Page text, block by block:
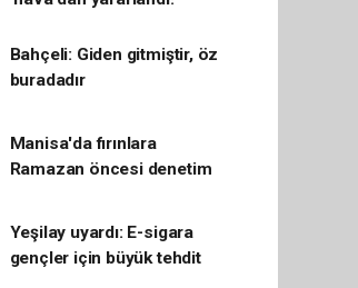
Bahçeli: Giden gitmiştir, öz
buradadır
Manisa'da fırınlara
Ramazan öncesi denetim
Yeşilay uyardı: E-sigara
gençler için büyük tehdit